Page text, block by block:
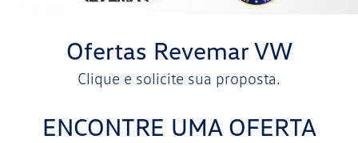
Ofertas Revemar VW
Clique e solicite sua proposta.
ENCONTRE UMA OFERTA